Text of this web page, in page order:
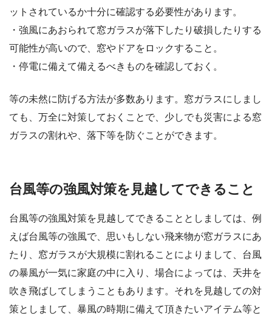
ットされているか十分に確認する必要性があります。
・強風にあおられて窓ガラスが落下したり破損したりする
可能性が高いので、窓やドアをロックすること。
・停電に備えて備えるべきものを確認しておく。
等の未然に防げる方法が多数あります。窓ガラスにしまし
ても、万全に対策しておくことで、少しでも災害による窓
ガラスの割れや、落下等を防ぐことができます。
台風等の強風対策を見越してできること
台風等の強風対策を見越してできることとしましては、例
えば台風等の強風で、思いもしない飛来物が窓ガラスにあ
たり、窓ガラスが大規模に割れることによりまして、台風
の暴風が一気に家庭の中に入り、場合によっては、天井を
吹き飛ばしてしまうこともあります。それを見越しての対
策としまして、暴風の時期に備えて頂きたいアイテム等と